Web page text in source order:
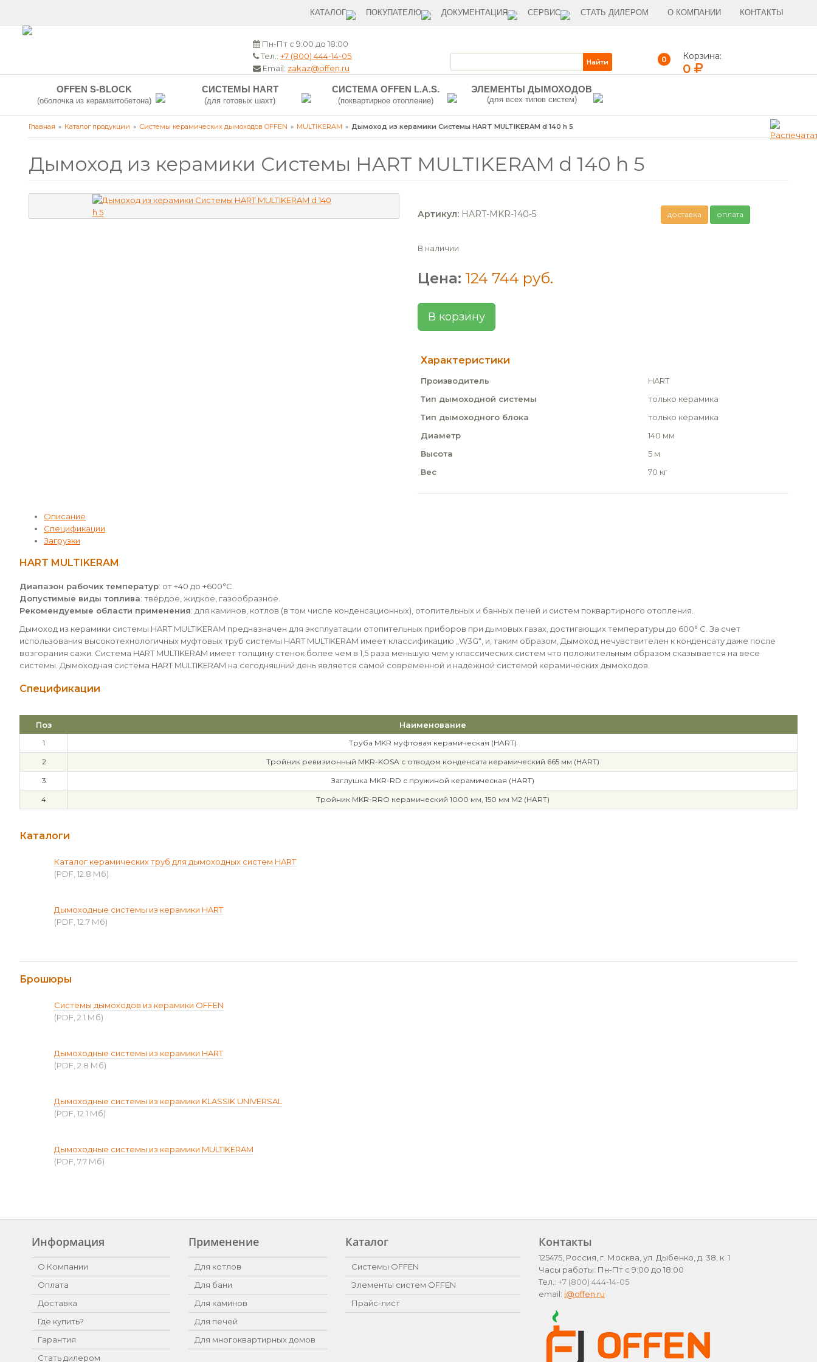
КАТАЛОГ ПОКУПАТЕЛЮ ДОКУМЕНТАЦИЯ СЕРВИС СТАТЬ ДИЛЕРОМ О КОМПАНИИ КОНТАКТЫ
Пн-Пт с 9:00 до 18:00
Тел.:+7 (800) 444-14-05
Email: zakaz@offen.ru
0 Корзина:
0
OFFEN S-BLOCK
(оболочка из керамзитобетона)
СИСТЕМЫ HART
(для готовых шахт)
СИСТЕМА OFFEN L.A.S.
(поквартирное отопление)
ЭЛЕМЕНТЫ ДЫМОХОДОВ
(для всех типов систем)
Главная Каталог продукции Системы керамических дымоходов OFFEN MULTIKERAM Дымоход из керамики Системы HART MULTIKERAM d 140 h 5
Дымоход из керамики Системы HART MULTIKERAM d 140 h 5
Артикул: HART-MKR-140-5 доставка оплата
В наличии
Цена: 124 744 руб.
В корзину
Характеристики
Производитель
HART
Тип дымоходной системы
только керамика
Тип дымоходного блока
только керамика
Диаметр
140 мм
Высота
5 м
Вес
70 кг
Описание
Спецификации
Загрузки
HART MULTIKERAM
Диапазон рабочих температур: от +40 до +600°С.
Допустимые виды топлива: твёрдое, жидкое, газообразное.
Рекомендуемые области применения: для каминов, котлов (в том числе конденсационных), отопительных и банных печей и систем поквартирного отопления.
Дымоход из керамики системы HART MULTIKERAM предназначен для эксплуатации отопительных приборов при дымовых газах, достигающих температуры до 600° C. За счет
использования высокотехнологичных муфтовых труб системы HART MULTIKERAM имеет классификацию „W3G“, и, таким образом, Дымоход нечувствителен к конденсату даже после
возгорания сажи. Система HART MULTIKERAM имеет толщину стенок более чем в 1,5 раза меньшую чем у классических систем что положительным образом сказывается на весе
системы. Дымоходная система HART MULTIKERAM на сегодняшний день является самой современной и надёжной системой керамических дымоходов.
Спецификации
Поз Наименование
1 Труба MKR муфтовая керамическая (HART)
2 Тройник ревизионный MKR-KOSA с отводом конденсата керамический 665 мм (HART)
3 Заглушка MKR-RD с пружиной керамическая (HART)
4 Тройник MKR-RRO керамический 1000 мм, 150 мм М2 (HART)
Каталоги
Каталог керамических труб для дымоходных систем HART
(PDF, 12.8 Мб)
Дымоходные системы из керамики HART
(PDF, 12.7 Мб)
Брошюры
Системы дымоходов из керамики OFFEN
(PDF, 2.1 Мб)
Дымоходные системы из керамики HART
(PDF, 2.8 Мб)
Дымоходные системы из керамики KLASSIK UNIVERSAL
(PDF, 12.1 Мб)
Дымоходные системы из керамики MULTIKERAM
(PDF, 7.7 Мб)
Информация
О Компании
Оплата
Доставка
Где купить?
Гарантия
Стать дилером
Применение
Для котлов
Для бани
Для каминов
Для печей
Для многоквартирных домов
Каталог
Системы OFFEN
Элементы систем OFFEN
Прайс-лист
Контакты
125475, Россия, г. Москва, ул. Дыбенко, д. 38, к. 1
Часы работы: Пн-Пт с 9:00 до 18:00
Тел.: +7 (800) 444-14-05
email: i@offen.ru